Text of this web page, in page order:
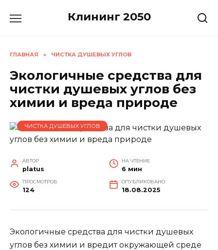
Клининг 2050
ГЛАВНАЯ » ЧИСТКА ДУШЕВЫХ УГЛОВ
Экологичные средства для
чистки душевых углов без
химии и вреда природе
ЧИСТКА ДУШЕВЫХ УГЛОВ
АВТОР
platus
НА ЧТЕНИЕ
6 мин
ПРОСМОТРОВ
124
ОПУБЛИКОВАНО
18.08.2025
Экологичные средства для чистки душевых
углов без химии и вредит окружающей среде